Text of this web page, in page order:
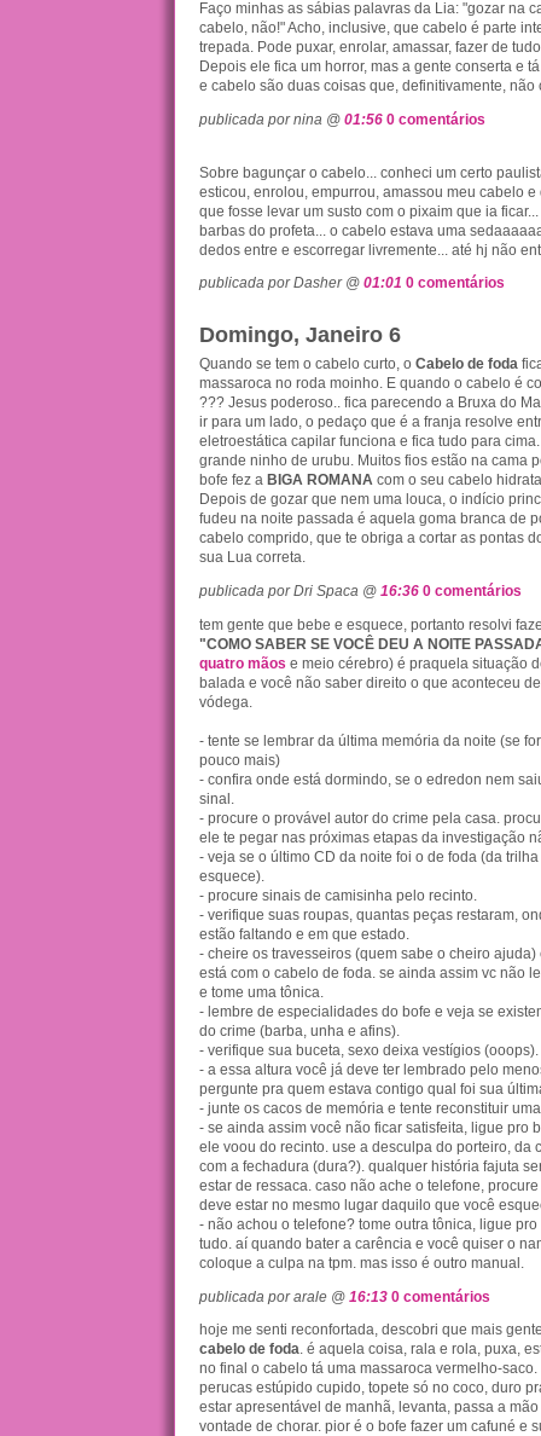
Faço minhas as sábias palavras da Lia: "gozar na
cabelo, não!" Acho, inclusive, que cabelo é parte
trepada. Pode puxar, enrolar, amassar, fazer de
Depois ele fica um horror, mas a gente conserta e
e cabelo são duas coisas que, definitivamente, não
publicada por nina @ 01:56 0 comentários
Sobre bagunçar o cabelo... conheci um certo
esticou, enrolou, empurrou, amassou meu cabelo
que fosse levar um susto com o pixaim que ia
barbas do profeta... o cabelo estava uma
dedos entre e escorregar livremente... até hj não
publicada por Dasher @ 01:01 0 comentários
Domingo, Janeiro 6
Quando se tem o cabelo curto, o Cabelo de foda
massaroca no roda moinho. E quando o cabelo é
??? Jesus poderoso.. fica parecendo a Bruxa do
ir para um lado, o pedaço que é a franja resolve
eletroestática capilar funciona e fica tudo para
grande ninho de urubu. Muitos fios estão na cama
bofe fez a BIGA ROMANA com o seu cabelo
Depois de gozar que nem uma louca, o indício
fudeu na noite passada é aquela goma branca de
cabelo comprido, que te obriga a cortar as pontas
sua Lua correta.
publicada por Dri Spaca @ 16:36 0 comentários
tem gente que bebe e esquece, portanto resolvi
"COMO SABER SE VOCÊ DEU A NOITE
quatro mãos e meio cérebro) é praquela situação
balada e você não saber direito o que aconteceu
vódega.
- tente se lembrar da última memória da noite (se
pouco mais)
- confira onde está dormindo, se o edredon nem
sinal.
- procure o provável autor do crime pela casa.
ele te pegar nas próximas etapas da investigação
- veja se o último CD da noite foi o de foda (da
esquece).
- procure sinais de camisinha pelo recinto.
- verifique suas roupas, quantas peças restaram,
estão faltando e em que estado.
- cheire os travesseiros (quem sabe o cheiro
está com o cabelo de foda. se ainda assim vc não
e tome uma tônica.
- lembre de especialidades do bofe e veja se
do crime (barba, unha e afins).
- verifique sua buceta, sexo deixa vestígios (ooops).
- a essa altura você já deve ter lembrado pelo
pergunte pra quem estava contigo qual foi sua
- junte os cacos de memória e tente reconstituir
- se ainda assim você não ficar satisfeita, ligue pro
ele voou do recinto. use a desculpa do porteiro, da
com a fechadura (dura?). qualquer história fajuta
estar de ressaca. caso não ache o telefone,
deve estar no mesmo lugar daquilo que você
- não achou o telefone? tome outra tônica, ligue
tudo. aí quando bater a carência e você quiser o
coloque a culpa na tpm. mas isso é outro manual.
publicada por arale @ 16:13 0 comentários
hoje me senti reconfortada, descobri que mais
cabelo de foda . é aquela coisa, rala e rola, puxa,
no final o cabelo tá uma massaroca vermelho-
perucas estúpido cupido, topete só no coco, duro
estar apresentável de manhã, levanta, passa a
vontade de chorar. pior é o bofe fazer um cafuné e